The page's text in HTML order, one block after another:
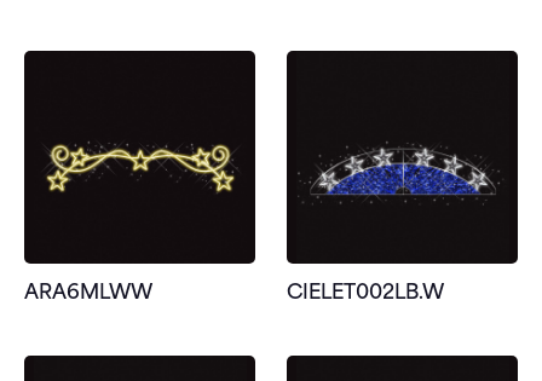
ARA6MLWW CIELET002LB.W